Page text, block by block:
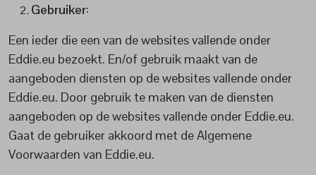
Gebruiker:
Een ieder die een van de websites vallende onder
Eddie.eu bezoekt. En/of gebruik maakt van de
aangeboden diensten op de websites vallende onder
Eddie.eu. Door gebruik te maken van de diensten
aangeboden op de websites vallende onder Eddie.eu.
Gaat de gebruiker akkoord met de Algemene
Voorwaarden van Eddie.eu.